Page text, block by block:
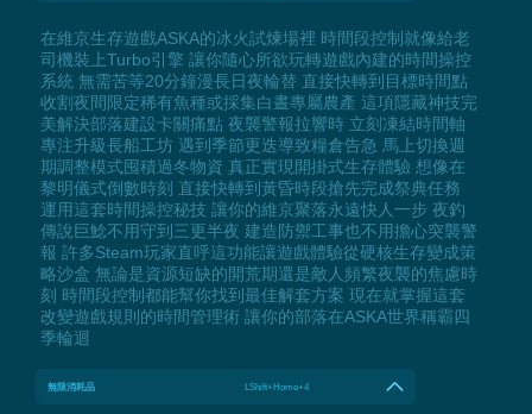
在維京生存遊戲ASKA的冰火試煉場裡 時間段控制就像給老
司機裝上Turbo引擎 讓你隨心所欲玩轉遊戲內建的時間操控
系統 無需苦等20分鐘漫長日夜輪替 直接快轉到目標時間點
收割夜間限定稀有魚種或採集白晝專屬農產 這項隱藏神技完
美解決部落建設卡關痛點 夜襲警報拉響時 立刻凍結時間軸
專注升級長船工坊 遇到季節更迭導致糧倉告急 馬上切換週
期調整模式囤積過冬物資 真正實現開掛式生存體驗 想像在
黎明儀式倒數時刻 直接快轉到黃昏時段搶先完成祭典任務
運用這套時間操控秘技 讓你的維京聚落永遠快人一步 夜釣
傳說巨鯰不用守到三更半夜 建造防禦工事也不用擔心突襲警
報 許多Steam玩家直呼這功能讓遊戲體驗從硬核生存變成策
略沙盒 無論是資源短缺的開荒期還是敵人頻繁夜襲的焦慮時
刻 時間段控制都能幫你找到最佳解套方案 現在就掌握這套
改變遊戲規則的時間管理術 讓你的部落在ASKA世界稱霸四
季輪迴
無限消耗品 LShift+Home+4